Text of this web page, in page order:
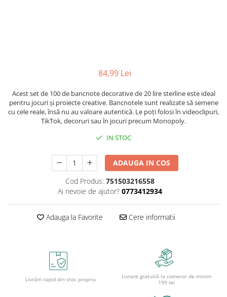
Cutii sandwich și caserole
Umbrele pentru copii
Termosuri
Caiete școlare și hârtie
Caiete dictando
Caiete matematică
Caiete tip I, II și III
Rezerve pentru caiete
Blocuri de desen școlare
84,99 Lei
Acest set de 100 de bancnote decorative de 20 lire sterline este ideal
pentru jocuri și proiecte creative. Bancnotele sunt realizate să semene
cu cele reale, însă nu au valoare autentică. Le poți folosi în videoclipuri,
TikTok, decoruri sau în jocuri precum Monopoly.
IN STOC
ADAUGA IN COS
Cod Produs: 751503216558
Ai nevoie de ajutor? 0773412934
Adauga la Favorite Cere informatii
Livrăm rapid din stoc propriu
Livrare gratuită la comenzi de minim
199 lei